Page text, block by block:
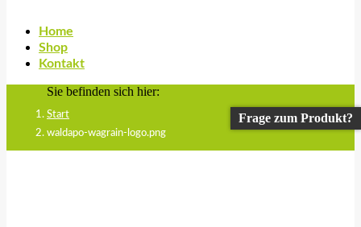
Home
Shop
Kontakt
Sie befinden sich hier:
Start
waldapo-wagrain-logo.png
Frage zum Produkt?